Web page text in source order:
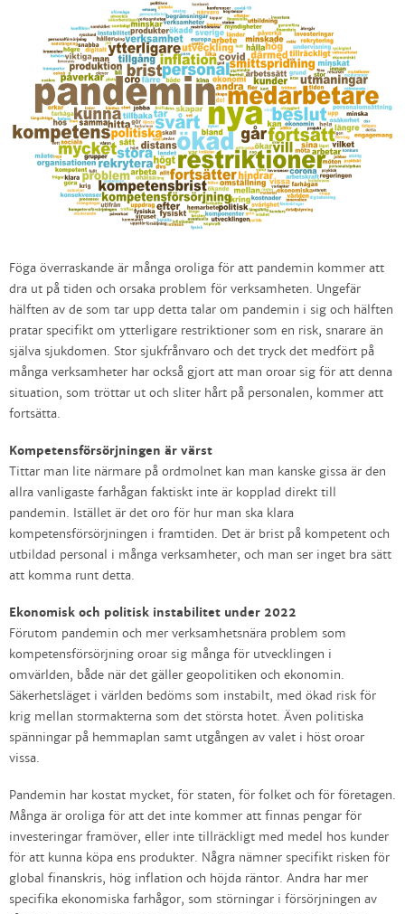
Föga överraskande är många oroliga för att pandemin kommer att
dra ut på tiden och orsaka problem för verksamheten. Ungefär
hälften av de som tar upp detta talar om pandemin i sig och hälften
pratar specifikt om ytterligare restriktioner som en risk, snarare än
själva sjukdomen. Stor sjukfrånvaro och det tryck det medfört på
många verksamheter har också gjort att man oroar sig för att denna
situation, som tröttar ut och sliter hårt på personalen, kommer att
fortsätta.
Kompetensförsörjningen är värst
Tittar man lite närmare på ordmolnet kan man kanske gissa är den
allra vanligaste farhågan faktiskt inte är kopplad direkt till
pandemin. Istället är det oro för hur man ska klara
kompetensförsörjningen i framtiden. Det är brist på kompetent och
utbildad personal i många verksamheter, och man ser inget bra sätt
att komma runt detta.
Ekonomisk och politisk instabilitet under 2022
Förutom pandemin och mer verksamhetsnära problem som
kompetensförsörjning oroar sig många för utvecklingen i
omvärlden, både när det gäller geopolitiken och ekonomin.
Säkerhetsläget i världen bedöms som instabilt, med ökad risk för
krig mellan stormakterna som det största hotet. Även politiska
spänningar på hemmaplan samt utgången av valet i höst oroar
vissa.
Pandemin har kostat mycket, för staten, för folket och för företagen.
Många är oroliga för att det inte kommer att finnas pengar för
investeringar framöver, eller inte tillräckligt med medel hos kunder
för att kunna köpa ens produkter. Några nämner specifikt risken för
global finanskris, hög inflation och höjda räntor. Andra har mer
specifika ekonomiska farhågor, som störningar i försörjningen av